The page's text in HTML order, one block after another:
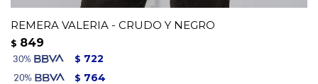
REMERA VALERIA - CRUDO Y NEGRO
$ 849
$ 722
$ 764